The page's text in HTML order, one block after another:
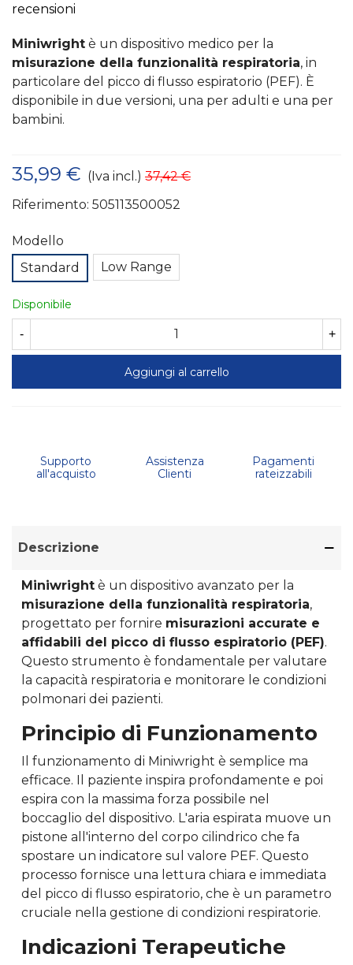
recensioni
Miniwright è un dispositivo medico per la
misurazione della funzionalità respiratoria, in
particolare del picco di flusso espiratorio (PEF). È
disponibile in due versioni, una per adulti e una per
bambini.
35,99 € (Iva incl.) 37,42 €
Riferimento: 505113500052
Modello
Standard
Low Range
Disponibile
- +
Aggiungi al carrello
Supporto
all'acquisto
Assistenza
Clienti
Pagamenti
rateizzabili
Descrizione
Miniwright è un dispositivo avanzato per la
misurazione della funzionalità respiratoria,
progettato per fornire misurazioni accurate e
affidabili del picco di flusso espiratorio (PEF).
Questo strumento è fondamentale per valutare
la capacità respiratoria e monitorare le condizioni
polmonari dei pazienti.
Principio di Funzionamento
Il funzionamento di Miniwright è semplice ma
efficace. Il paziente inspira profondamente e poi
espira con la massima forza possibile nel
boccaglio del dispositivo. L'aria espirata muove un
pistone all'interno del corpo cilindrico che fa
spostare un indicatore sul valore PEF. Questo
processo fornisce una lettura chiara e immediata
del picco di flusso espiratorio, che è un parametro
cruciale nella gestione di condizioni respiratorie.
Indicazioni Terapeutiche